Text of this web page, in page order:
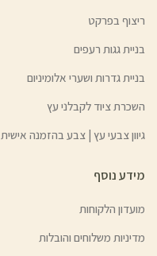
ריצוף בפרקט
בניית גגות רעפים
בניית גדרות ושערי אלומיניום
השכרת ציוד לקבלני עץ
גיוון צבעי עץ | צבע בהזמנה אישית
מידע נוסף
מועדון הלקוחות
מדיניות משלוחים והובלות